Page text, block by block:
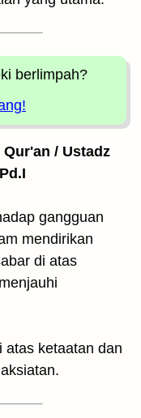
berlimpah?
/ Ustadz
gangguan
mendirikan
di atas
atas ketaatan dan